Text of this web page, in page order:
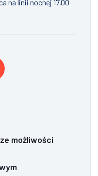
na linii nocnej 17.00
możliwości